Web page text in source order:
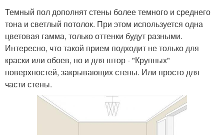
Темный пол дополнят стены более темного и среднего
тона и светлый потолок. При этом используется одна
цветовая гамма, только оттенки будут разными.
Интересно, что такой прием подходит не только для
краски или обоев, но и для штор - "Крупных"
поверхностей, закрывающих стены. Или просто для
части стены.